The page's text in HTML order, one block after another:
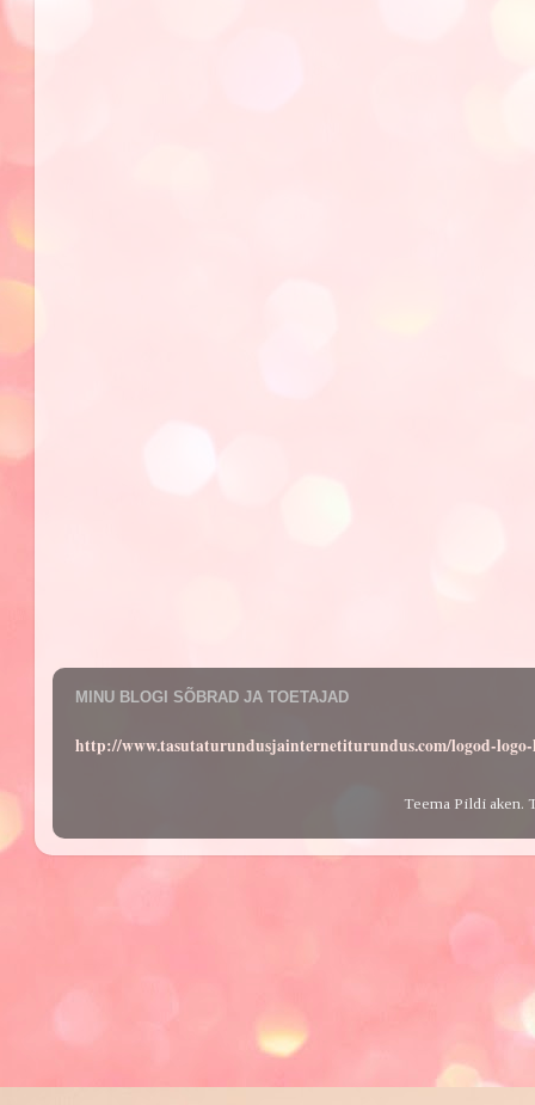
MINU BLOGI SÕBRAD JA TOETAJAD
http://www.tasutaturundusjainternetiturundus.com/logod-
Teema Pildi aken.